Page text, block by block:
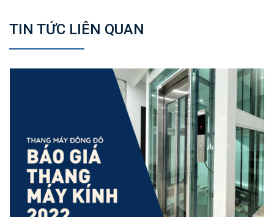
TIN TỨC LIÊN QUAN